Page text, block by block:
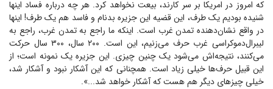
که امروز در امریکا بر سر کارند، بیعت نخواهد کرد. هر چه درباره فساد اینها
شنیده بودیم یک طرف، این قضیه این جزیره بدنام و فاسد هم یک طرف! اینها
در واقع نشان‌دهنده تمدن غرب است. اینکه ما راجع به تمدن غرب، راجع به
لیبرال‌دموکراسی غرب حرف می‌زنیم، این است. ۲۰۰ سال، ۳۰۰ سال حرکت
می‌کنند، نتیجه‌اش می‌شود یک چنین چیزی. این جزیره یک نمونه است؛ از
این قبیل حرف‌ها خیلی زیاد است. همچنانی که این آشکار نبود و آشکار شد،
خیلی چیز‌های دیگر هم هست که آشکار خواهد شد...».